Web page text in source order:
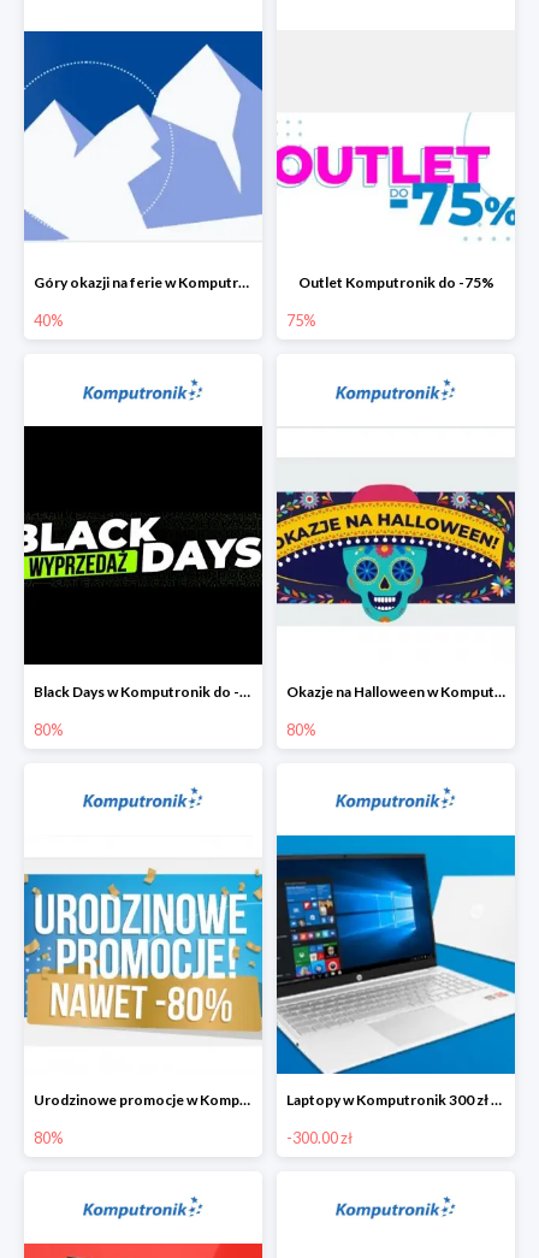
Góry okazji na ferie w Komputronik do -40%
40%
Outlet Komputronik do -75%
75%
Black Days w Komputronik do -80%
80%
Okazje na Halloween w Komputronik do -80%
80%
Urodzinowe promocje w Komputronik do -80%
80%
Laptopy w Komputronik 300 zł taniej
-300.00 zł